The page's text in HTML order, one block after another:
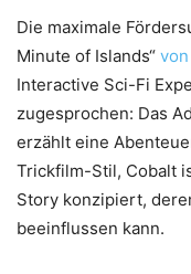
Die maximale
Minute of Islands“
Interactive Sci-Fi
zugesprochen: Das
erzählt eine
Trickfilm-Stil, Cobalt
Story konzipiert,
beeinflussen kann.